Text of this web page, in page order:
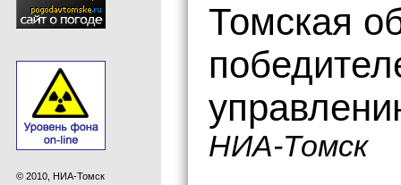
© 2010, НИА-Томск
Томская
НИА-Томск